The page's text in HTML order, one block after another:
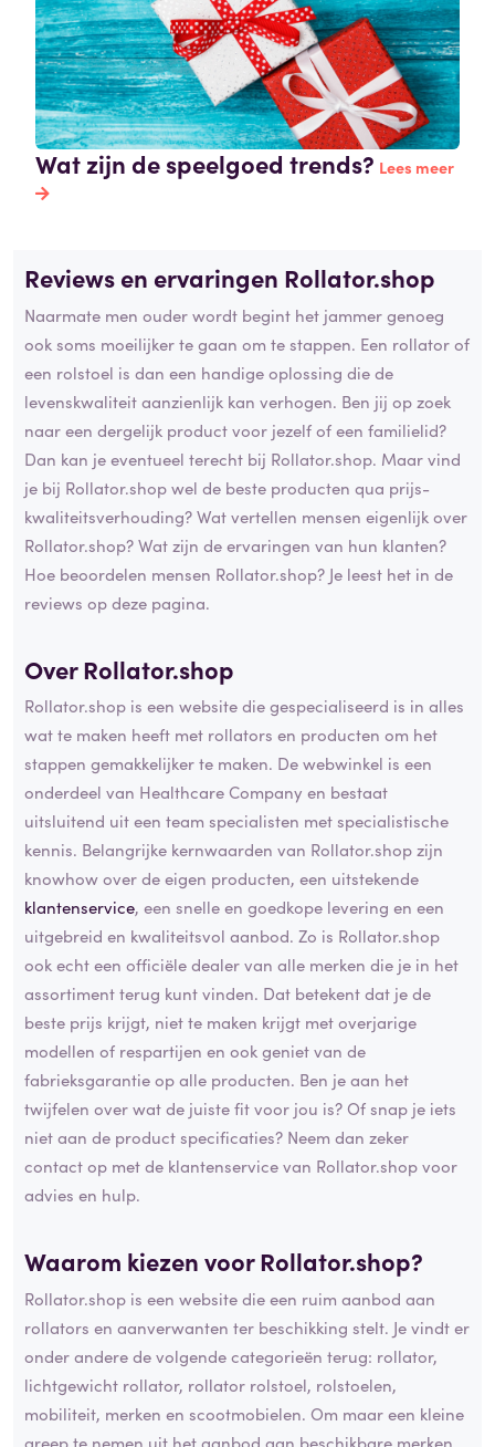
Wat zijn de speelgoed trends? Lees meer
Reviews en ervaringen Rollator.shop
Naarmate men ouder wordt begint het jammer genoeg
ook soms moeilijker te gaan om te stappen. Een rollator of
een rolstoel is dan een handige oplossing die de
levenskwaliteit aanzienlijk kan verhogen. Ben jij op zoek
naar een dergelijk product voor jezelf of een familielid?
Dan kan je eventueel terecht bij Rollator.shop. Maar vind
je bij Rollator.shop wel de beste producten qua prijs-
kwaliteitsverhouding? Wat vertellen mensen eigenlijk over
Rollator.shop? Wat zijn de ervaringen van hun klanten?
Hoe beoordelen mensen Rollator.shop? Je leest het in de
reviews op deze pagina.
Over Rollator.shop
Rollator.shop is een website die gespecialiseerd is in alles
wat te maken heeft met rollators en producten om het
stappen gemakkelijker te maken. De webwinkel is een
onderdeel van Healthcare Company en bestaat
uitsluitend uit een team specialisten met specialistische
kennis. Belangrijke kernwaarden van Rollator.shop zijn
knowhow over de eigen producten, een uitstekende
klantenservice, een snelle en goedkope levering en een
uitgebreid en kwaliteitsvol aanbod. Zo is Rollator.shop
ook echt een officiële dealer van alle merken die je in het
assortiment terug kunt vinden. Dat betekent dat je de
beste prijs krijgt, niet te maken krijgt met overjarige
modellen of respartijen en ook geniet van de
fabrieksgarantie op alle producten. Ben je aan het
twijfelen over wat de juiste fit voor jou is? Of snap je iets
niet aan de product specificaties? Neem dan zeker
contact op met de klantenservice van Rollator.shop voor
advies en hulp.
Waarom kiezen voor Rollator.shop?
Rollator.shop is een website die een ruim aanbod aan
rollators en aanverwanten ter beschikking stelt. Je vindt er
onder andere de volgende categorieën terug: rollator,
lichtgewicht rollator, rollator rolstoel, rolstoelen,
mobiliteit, merken en scootmobielen. Om maar een kleine
greep te nemen uit het aanbod aan beschikbare merken